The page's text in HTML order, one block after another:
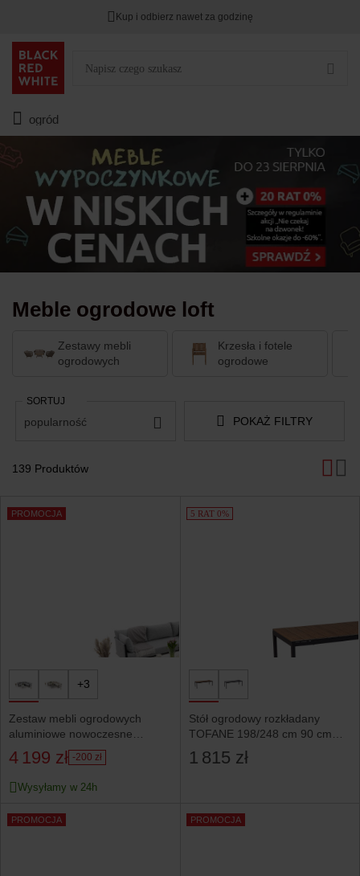
DODATKOWE -3%PRZY ZAKUPIE 2
Kup i odbierz nawet za godzinę
ogród
Meble ogrodowe loft
Zestawy mebli
ogrodowych
Krzesła i fotele
ogrodowe
139 Produktów
POKAŻ FILTRY
SORTUJ
popularność
Produkty
PROMOCJA
+3
Zestaw mebli ogrodowych
aluminiowe nowoczesne
narożnik BELIZE szaro białe
4 199 zł -200 zł
Wysyłamy w 24h
5 RAT 0%
Stół ogrodowy rozkładany
TOFANE 198/248 cm 90 cm
Brązowy
1 815 zł
PROMOCJA PROMOCJA